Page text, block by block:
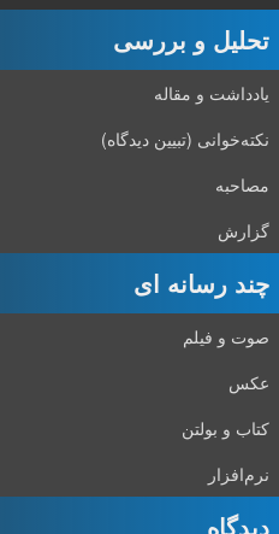
تحلیل و بررسی
یادداشت و مقاله
نکته‌خوانی (تبیین دیدگاه)
مصاحبه
گزارش
چند رسانه ای
صوت و فیلم
عکس
کتاب و بولتن
نرم‌افزار
دیدگاه‌